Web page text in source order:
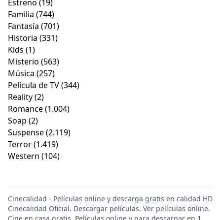
Estreno (19)
Familia (744)
Fantasía (701)
Historia (331)
Kids (1)
Misterio (563)
Música (257)
Película de TV(344)
Reality(2)
Romance(1.004)
Soap (2)
Suspense(2.119)
Terror(1.419)
Western (104)
Cinecalidad - Películas online y descarga gratis en calidad HD
Cinecalidad Oficial. Descargar películas. Ver películas online.